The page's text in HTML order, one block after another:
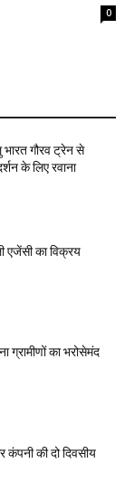
0
गौरव ट्रेन से
के लिए रवाना
एजेंसी का विक्रय
ग्रामीणों का भरोसेमंद
कंपनी की दो दिवसीय